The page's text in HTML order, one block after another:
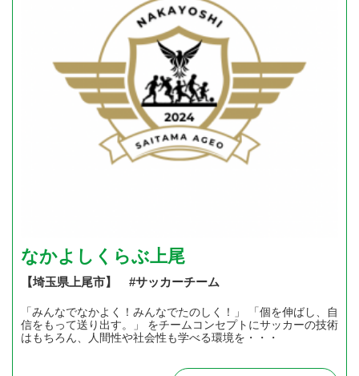
なかよしくらぶ上尾
【埼玉県上尾市】 #サッカーチーム
「みんなでなかよく！みんなでたのしく！」 「個を伸ばし、自
信をもって送り出す。」 をチームコンセプトにサッカーの技術
はもちろん、人間性や社会性も学べる環境を・・・